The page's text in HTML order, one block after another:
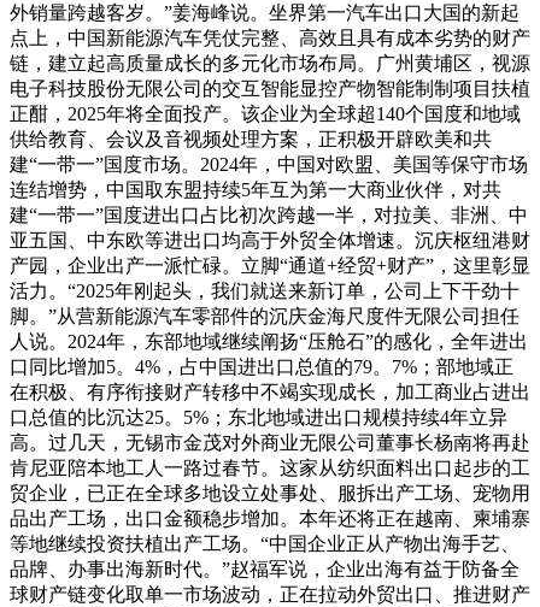
外销量跨越客岁。”姜海峰说。坐界第一汽车出口大国的新起
点上，中国新能源汽车凭仗完整、高效且具有成本劣势的财产
链，建立起高质量成长的多元化市场布局。广州黄埔区，视源
电子科技股份无限公司的交互智能显控产物智能制制项目扶植
正酣，2025年将全面投产。该企业为全球超140个国度和地域
供给教育、会议及音视频处理方案，正积极开辟欧美和共
建“一带一”国度市场。2024年，中国对欧盟、美国等保守市场
连结增势，中国取东盟持续5年互为第一大商业伙伴，对共
建“一带一”国度进出口占比初次跨越一半，对拉美、非洲、中
亚五国、中东欧等进出口均高于外贸全体增速。沉庆枢纽港财
产园，企业出产一派忙碌。立脚“通道+经贸+财产”，这里彰显
活力。“2025年刚起头，我们就送来新订单，公司上下干劲十
脚。”从营新能源汽车零部件的沉庆金海尺度件无限公司担任
人说。2024年，东部地域继续阐扬“压舱石”的感化，全年进出
口同比增加5。4%，占中国进出口总值的79。7%；部地域正
在积极、有序衔接财产转移中不竭实现成长，加工商业占进出
口总值的比沉达25。5%；东北地域进出口规模持续4年立异
高。过几天，无锡市金茂对外商业无限公司董事长杨南将再赴
肯尼亚陪本地工人一路过春节。这家从纺织面料出口起步的工
贸企业，已正在全球多地设立处事处、服拆出产工场、宠物用
品出产工场，出口金额稳步增加。本年还将正在越南、柬埔寨
等地继续投资扶植出产工场。“中国企业正从产物出海手艺、
品牌、办事出海新时代。”赵福军说，企业出海有益于防备全
球财产链变化取单一市场波动，正在拉动外贸出口、推进财产